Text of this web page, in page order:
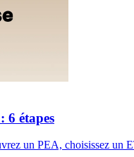
6 étapes
un PEA, choisissez un